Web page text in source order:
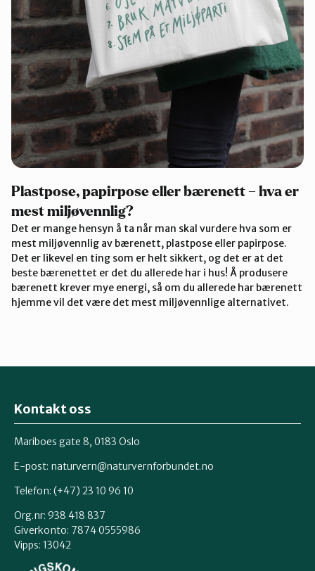
Plastpose, papirpose eller bærenett – hva er
mest miljøvennlig?
Det er mange hensyn å ta når man skal vurdere hva som er
mest miljøvennlig av bærenett, plastpose eller papirpose.
Det er likevel en ting som er helt sikkert, og det er at det
beste bærenettet er det du allerede har i hus! Å produsere
bærenett krever mye energi, så om du allerede har bærenett
hjemme vil det være det mest miljøvennlige alternativet.
Kontakt oss
Mariboes gate 8, 0183 Oslo
E-post: naturvern@naturvernforbundet.no
Telefon: (+47) 23 10 96 10
Org.nr: 938 418 837
Giverkonto: 7874 0555986
Vipps: 13042